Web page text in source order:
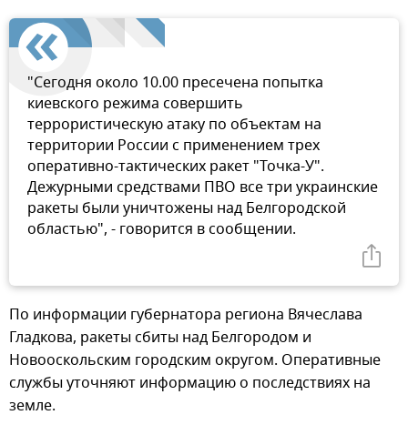
"Сегодня около 10.00 пресечена попытка
киевского режима совершить
террористическую атаку по объектам на
территории России с применением трех
оперативно-тактических ракет "Точка-У".
Дежурными средствами ПВО все три украинские
ракеты были уничтожены над Белгородской
областью", - говорится в сообщении.
По информации губернатора региона Вячеслава
Гладкова, ракеты сбиты над Белгородом и
Новооскольским городским округом. Оперативные
службы уточняют информацию о последствиях на
земле.